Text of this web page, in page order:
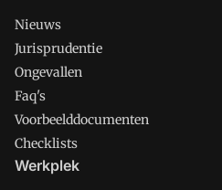
Nieuws
Jurisprudentie
Ongevallen
Faq's
Voorbeelddocumenten
Checklists
Werkplek